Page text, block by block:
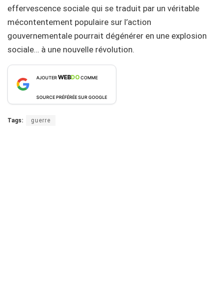
effervescence sociale qui se traduit par un véritable
mécontentement populaire sur l’action
gouvernementale pourrait dégénérer en une explosion
sociale… à une nouvelle révolution.
AJOUTERWEBDOCOMME
SOURCE PRÉFÉRÉE SUR GOOGLE
Tags: guerre